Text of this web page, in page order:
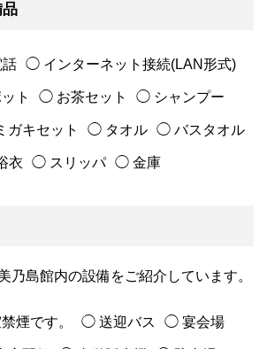
◯ インターネット接続(LAN形式)
ト ◯ お茶セット ◯ シャンプー
キセット ◯ タオル ◯ バスタオル
衣 ◯ スリッパ ◯ 金庫
島館内の設備をご紹介しています。
煙です。 ◯ 送迎バス ◯ 宴会場